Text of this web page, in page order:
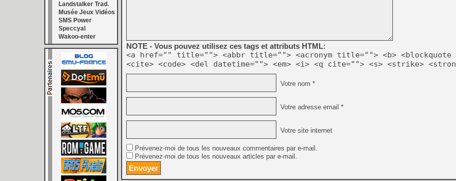
[Mo5] Brickboy cherche à
[GK] Minecraft et ses «
[GK] Beast of
[GK] Ubisoft : fin de partie
[GK] Mémoire cash -
[GK] Dan Houser (GTA)
[GK] Comment EA Sports
[GK] Crimson Moon : un
[GK] Isle of Reveries : le
[GK] Moonlighter 2 : The
[GK] Capcom relance
[Mo5] Deux inédits du
[GK] Le beat'em up The
[GK] Endless Legend 2 :
Landstalker Trad.
Musée Jeux Vidéos
SMS Power
Speccyal
Wakoo-enter
NOTE - Vous pouvez utilisez ces tags et attributs HTML:
<a href="" title=""> <abbr title=""> <acronym title=""> <b> <blockquote
<cite> <code> <del datetime=""> <em> <i> <q cite=""> <s> <strike>
Votre nom *
Votre adresse email *
Votre site internet
Prévenez-moi de tous les nouveaux commentaires par e-mail.
Prévenez-moi de tous les nouveaux articles par e-mail.